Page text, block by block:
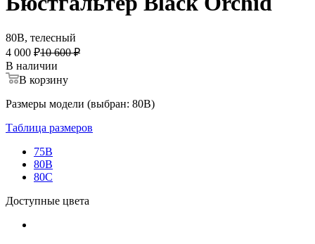
80B, телесный
4 000 ₽10 600 ₽
В наличии
В корзину
Размеры модели (выбран: 80B)
Таблица размеров
75B
80B
80C
Доступные цвета